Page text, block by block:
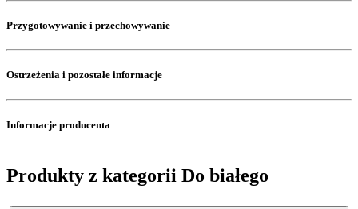
Przygotowywanie i przechowywanie
Ostrzeżenia i pozostałe informacje
Informacje producenta
Produkty z kategorii Do białego